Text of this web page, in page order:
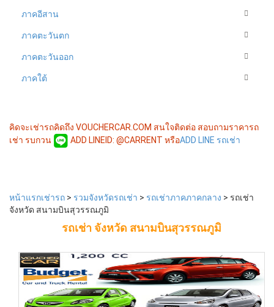
ภาคอีสาน
ภาคตะวันตก
ภาคตะวันออก
ภาคใต้
คิดจะเช่ารถคิดถึง VOUCHERCAR.COM สนใจติดต่อ สอบถามราคารถ
เช่า รบกวน
ADD LINEID: @CARRENT หรือADD LINE รถเช่า
หน้าแรกเช่ารถ > รวมจังหวัดรถเช่า > รถเช่าภาคภาคกลาง > รถเช่า
จังหวัด สนามบินสุวรรณภูมิ
รถเช่า จังหวัด สนามบินสุวรรณภูมิ
รถเช่า Budget 1200cc Eco Car ประกันชั้น 1 No